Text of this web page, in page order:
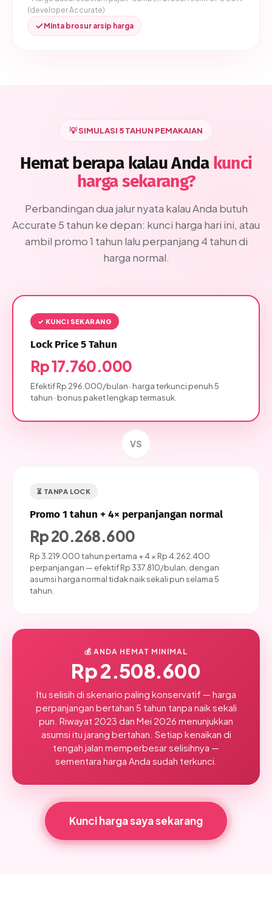
(developer Accurate)
Minta brosur arsip harga
💡 SIMULASI 5 TAHUN PEMAKAIAN
Hemat berapa kalau Anda kunci
harga sekarang?
Perbandingan dua jalur nyata kalau Anda butuh
Accurate 5 tahun ke depan: kunci harga hari ini, atau
ambil promo 1 tahun lalu perpanjang 4 tahun di
harga normal.
✓ KUNCI SEKARANG
Lock Price 5 Tahun
Rp 17.760.000
Efektif Rp 296.000/bulan · harga terkunci penuh 5
tahun · bonus paket lengkap termasuk.
VS
⏳ TANPA LOCK
Promo 1 tahun + 4× perpanjangan normal
Rp 20.268.600
Rp 3.219.000 tahun pertama + 4 × Rp 4.262.400
perpanjangan — efektif Rp 337.810/bulan, dengan
asumsi harga normal tidak naik sekali pun selama 5
tahun.
💰 ANDA HEMAT MINIMAL
Rp 2.508.600
Itu selisih di skenario paling konservatif — harga
perpanjangan bertahan 5 tahun tanpa naik sekali
pun. Riwayat 2023 dan Mei 2026 menunjukkan
asumsi itu jarang bertahan. Setiap kenaikan di
tengah jalan memperbesar selisihnya —
sementara harga Anda sudah terkunci.
Kunci harga saya sekarang